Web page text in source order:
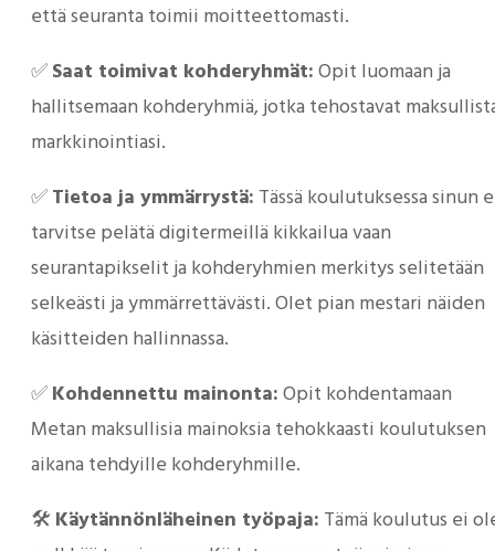
että seuranta toimii moitteettomasti.
✅Saat toimivat kohderyhmät:Opit luomaan ja
hallitsemaan kohderyhmiä, jotka tehostavat
markkinointiasi.
✅Tietoa ja ymmärrystä: Tässä koulutuksessa sinun
tarvitse pelätä digitermeillä kikkailua vaan
seurantapikselit ja kohderyhmien merkitys selitetään
selkeästi ja ymmärrettävästi. Olet pian mestari näiden
käsitteiden hallinnassa.
✅Kohdennettu mainonta:Opit kohdentamaan
Metan maksullisia mainoksia tehokkaasti koulutuksen
aikana tehdyille kohderyhmille.
🛠️ Käytännönläheinen työpaja: Tämä koulutus ei